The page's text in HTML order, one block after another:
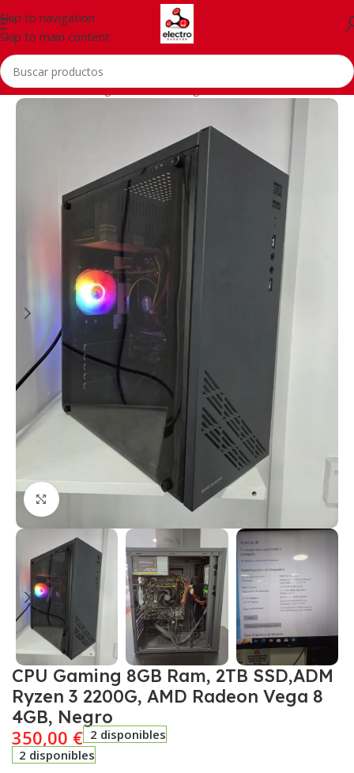
Skip to navigation
Skip to main content
Inicio/PCs/Gaming PCs/PС Gaming
Click to enlarge
CPU Gaming 8GB Ram, 2TB SSD,ADM
Ryzen 3 2200G, AMD Radeon Vega 8
4GB, Negro
350,00 € 2 disponibles
2 disponibles